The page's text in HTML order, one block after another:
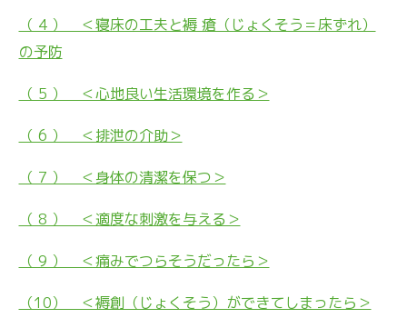
（ 4 ） ＜寝床の工夫と褥 瘡（じょくそう＝床ずれ）
の予防
（ 5 ） ＜心地良い生活環境を作る＞
（ 6 ） ＜排泄の介助＞
（ 7 ） ＜身体の清潔を保つ＞
（ 8 ） ＜適度な刺激を与える＞
（ 9 ） ＜痛みでつらそうだったら＞
（10） ＜褥創（じょくそう）ができてしまったら＞